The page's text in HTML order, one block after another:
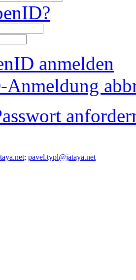
anmelden
Anmeldung
; pavel.typl@jataya.net